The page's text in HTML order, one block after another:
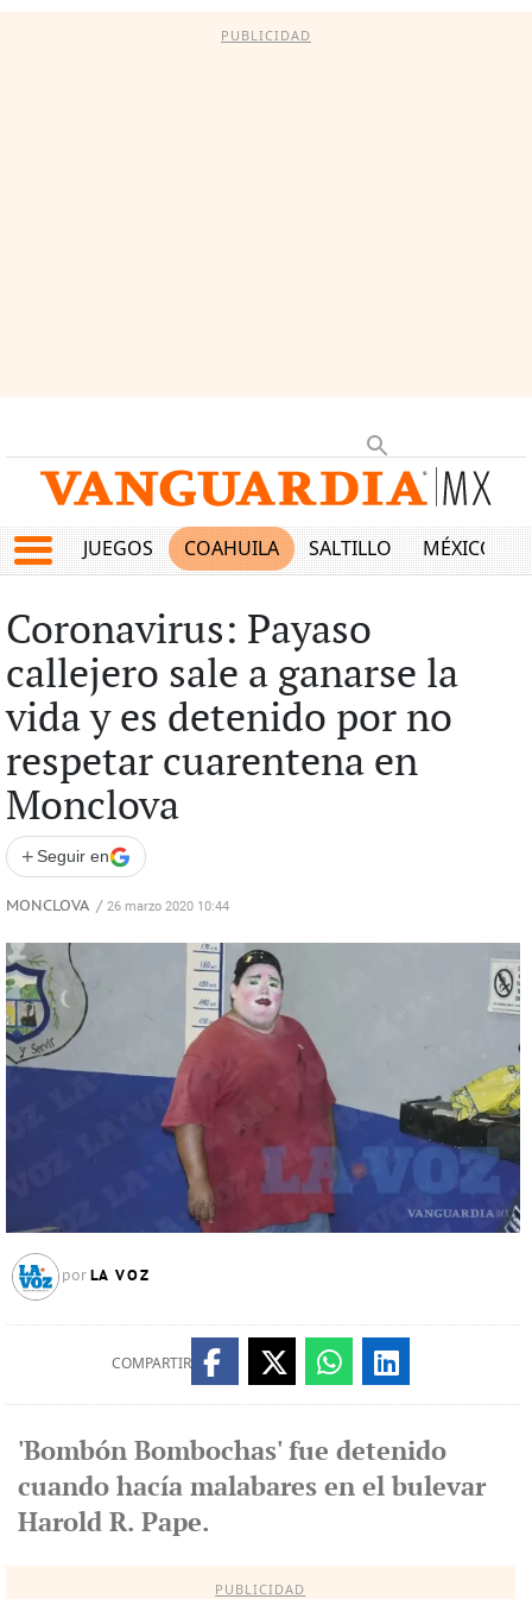
PUBLICIDAD
JUEGOS COAHUILA SALTILLO MÉXICO
Coronavirus: Payaso
callejero sale a ganarse la
vida y es detenido por no
respetar cuarentena en
Monclova
+ Seguir en
MONCLOVA / 26 marzo 2020 10:44
por LA VOZ
COMPARTIR
'Bombón Bombochas' fue detenido
cuando hacía malabares en el bulevar
Harold R. Pape.
PUBLICIDAD